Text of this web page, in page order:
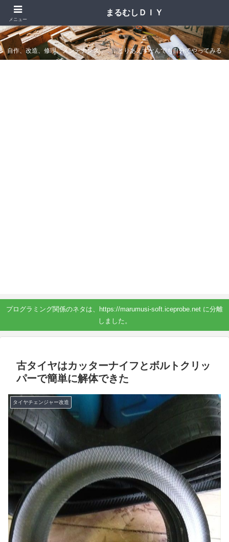
まるむしＤＩＹ
自作、改造、修理、メンテナンス．．．とりあえずなんでも自分でやってみる
プログラミング関係のネタは、https://marumusi-soft.iceprobe.net に分離
しました。
古タイヤはカッターナイフとボルトクリッ
パーで簡単に解体できた
タイヤチェンジャー改造
メニュー
まるむしＤＩＹ